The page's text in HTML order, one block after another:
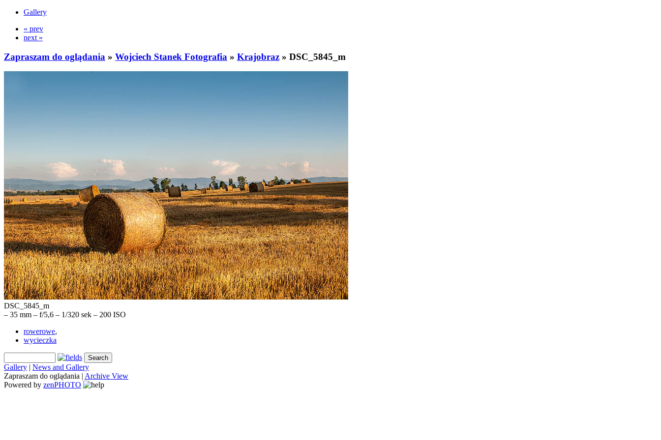
Gallery
« prev
next »
Zapraszam do oglądania » Wojciech Stanek Fotografia » Krajobraz » DSC_5845_m
DSC_5845_m
– 35 mm – f/5,6 – 1/320 sek – 200 ISO
rowerowe,
wycieczka
Gallery | News and Gallery
Zapraszam do oglądania | Archive View
Powered by zenPHOTO